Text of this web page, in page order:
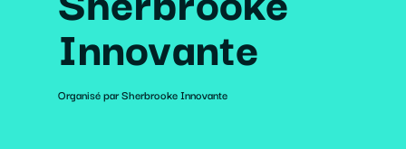
Innovante
Organisé par Sherbrooke Innovante